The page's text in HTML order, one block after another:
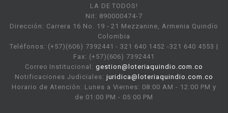
LA DE TODOS!
Nit: 890000474-7
Dirección: Carrera 16 No. 19 - 21 Mezzanine, Armenia Quindío
Colombia
Teléfonos: (+57)(606) 7392441 - 321 640 1452 -321 640 4553 |
Fax: (+57)(606) 7392441
Correo Institucional:gestion@loteriaquindio.com.co
Notificaciones Judiciales: juridica@loteriaquindio.com.co
Horario de Atención: Lunes a Viernes: 08:00 AM - 12:00 PM y
de 01:00 PM - 05:00 PM